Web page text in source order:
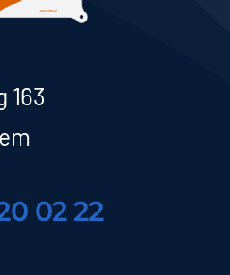
163
02 22